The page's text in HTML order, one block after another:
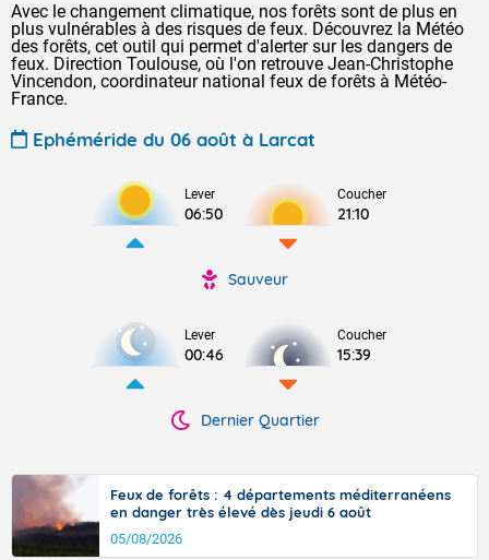
Avec le changement climatique, nos forêts sont de plus en
plus vulnérables à des risques de feux. Découvrez la Météo
des forêts, cet outil qui permet d'alerter sur les dangers de
feux. Direction Toulouse, où l'on retrouve Jean-Christophe
Vincendon, coordinateur national feux de forêts à Météo-
France.
Ephéméride du 06 août à Larcat
Lever
06:50
Coucher
21:10
Sauveur
Lever
00:46
Coucher
15:39
Dernier Quartier
Feux de forêts : 4 départements méditerranéens
en danger très élevé dès jeudi 6 août
05/08/2026